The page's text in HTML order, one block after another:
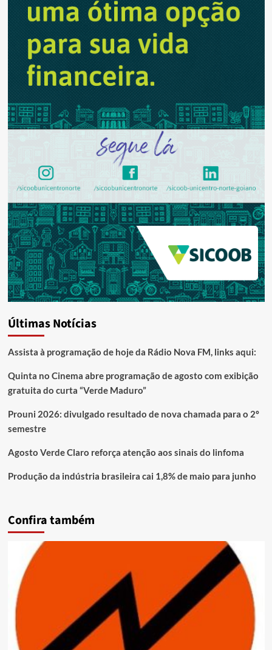
Últimas Notícias
Assista à programação de hoje da Rádio Nova FM, links aqui:
Quinta no Cinema abre programação de agosto com exibição
gratuita do curta “Verde Maduro”
Prouni 2026: divulgado resultado de nova chamada para o 2º
semestre
Agosto Verde Claro reforça atenção aos sinais do linfoma
Produção da indústria brasileira cai 1,8% de maio para junho
Confira também